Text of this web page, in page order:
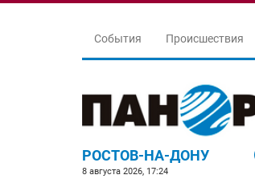
События Происшествия
РОСТОВ-НА-ДОНУ
8 августа 2026, 17:24